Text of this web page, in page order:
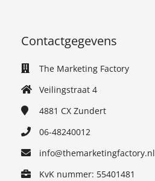
Contactgegevens
The Marketing Factory
Veilingstraat 4
4881 CX Zundert
06-48240012
info@themarketingfactory.nl
KvK nummer: 55401481